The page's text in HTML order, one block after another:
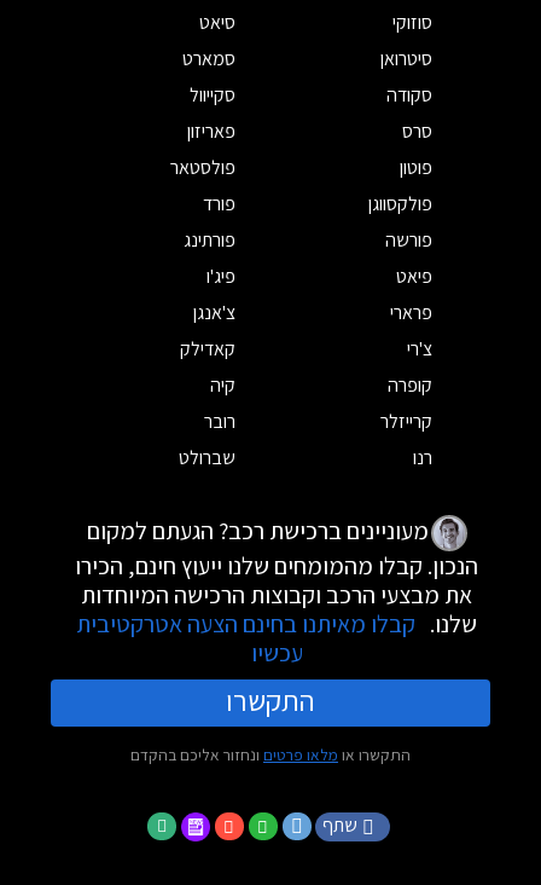
סוזוקי
סיאט
סיטרואן
סמארט
סקודה
סקייוול
סרס
פאריזון
פוטון
פולסטאר
פולקסווגן
פורד
פורשה
פורתינג
פיאט
פיג'ו
פרארי
צ'אנגן
צ'רי
קאדילק
קופרה
קיה
קרייזלר
רובר
רנו
שברולט
מעוניינים ברכישת רכב? הגעתם למקום
הנכון. קבלו מהמומחים שלנו ייעוץ חינם, הכירו
את מבצעי הרכב וקבוצות הרכישה המיוחדות
שלנו. קבלו מאיתנו בחינם הצעה אטרקטיבית
עכשיו
התקשרו
התקשרו או מלאו פרטים ונחזור אליכם בהקדם
שתף